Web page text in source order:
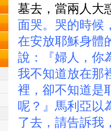
墓去，當兩人大
面哭。哭的時候
在安放耶穌身體
說：『婦人，你
我不知道放在那
裡，卻不知道是
呢？』馬利亞以
了去，請告訴我